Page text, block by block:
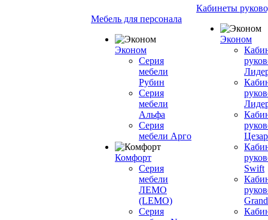
Мебель для персонала
Эконом
Серия
мебели
Рубин
Серия
мебели
Альфа
Серия
мебели Арго
Комфорт
Серия
мебели
ЛЕМО
(LEMO)
Серия
Кабинеты
Эконом
Swift
Grand